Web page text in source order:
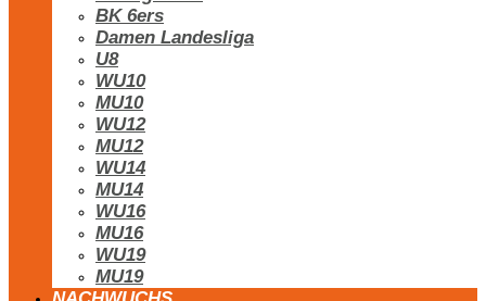
BK 6ers
Damen Landesliga
U8
WU10
MU10
WU12
MU12
WU14
MU14
WU16
MU16
WU19
MU19